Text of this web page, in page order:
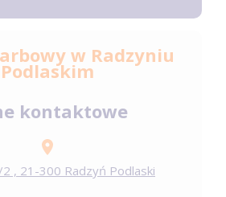
w Radzyniu
Podlaskim
kontaktowe
2 , 21-300 Radzyń Podlaski